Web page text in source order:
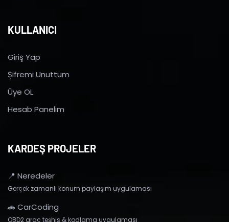
KULLANICI
Giriş Yap
Şifremi Unuttum
Üye OL
Hesab Panelim
KARDEŞ PROJELER
📍 Neredeler
Gerçek zamanlı konum paylaşım uygulaması
🚗 CarCoding
OBD2 araç teşhis & kodlama uygulaması